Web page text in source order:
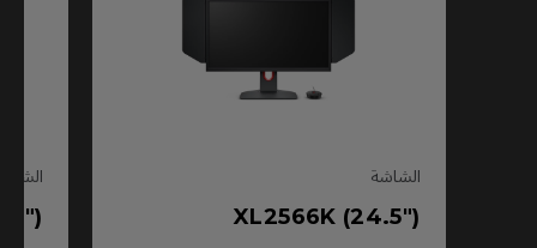
الشاشة
XL2566K (24.5")
الشاشة
(24.5")